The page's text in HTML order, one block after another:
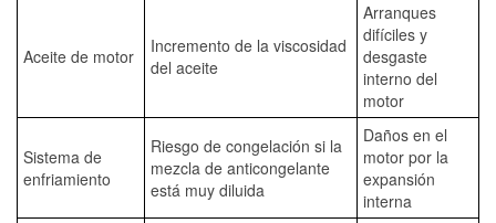
Aceite de motor
Incremento de la viscosidad
del aceite
Arranques
difíciles y
desgaste
interno del
motor
Sistema de
enfriamiento
Riesgo de congelación si la
mezcla de anticongelante
está muy diluida
Daños en el
motor por la
expansión
interna